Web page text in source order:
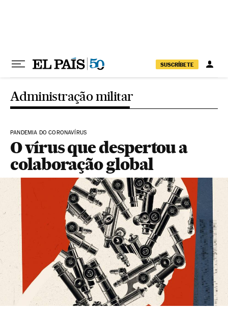
SUSCRÍBETE
Administração militar
PANDEMIA DO CORONAVÍRUS
O vírus que despertou a
colaboração global